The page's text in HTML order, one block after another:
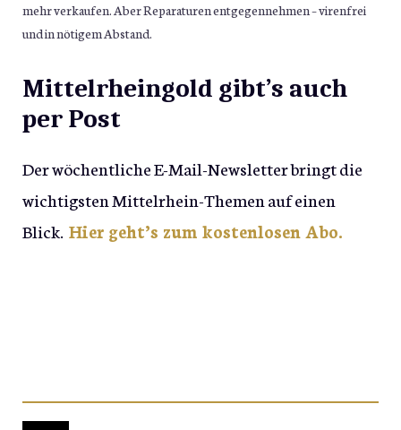
mehr verkaufen. Aber Reparaturen entgegennehmen – virenfrei
und in nötigem Abstand.
Mittelrheingold gibt’s auch
per Post
Der wöchentliche E-Mail-Newsletter bringt die
wichtigsten Mittelrhein-Themen auf einen
Blick. Hier geht’s zum kostenlosen Abo.